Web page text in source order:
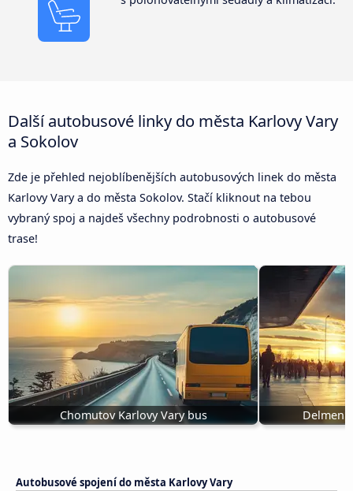
Další autobusové linky do města Karlovy Vary
a Sokolov
Zde je přehled nejoblíbenějších autobusových linek do města
Karlovy Vary a do města Sokolov. Stačí kliknout na tebou
vybraný spoj a najdeš všechny podrobnosti o autobusové
trase!
Chomutov Karlovy Vary bus
Autobusové spojení do města Karlovy Vary